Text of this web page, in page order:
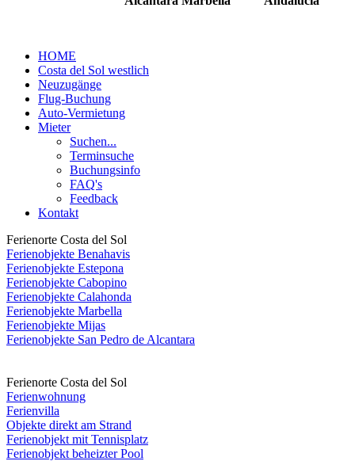
HOME
Costa del Sol westlich
Neuzugänge
Flug-Buchung
Auto-Vermietung
Mieter
Suchen...
Terminsuche
Buchungsinfo
FAQ's
Feedback
Kontakt
Ferienorte Costa del Sol
Ferienobjekte Benahavis
Ferienobjekte Estepona
Ferienobjekte Cabopino
Ferienobjekte Calahonda
Ferienobjekte Marbella
Ferienobjekte Mijas
Ferienobjekte San Pedro de Alcantara
Ferienorte Costa del Sol
Ferienwohnung
Ferienvilla
Objekte direkt am Strand
Ferienobjekt mit Tennisplatz
Ferienobjekt beheizter Pool